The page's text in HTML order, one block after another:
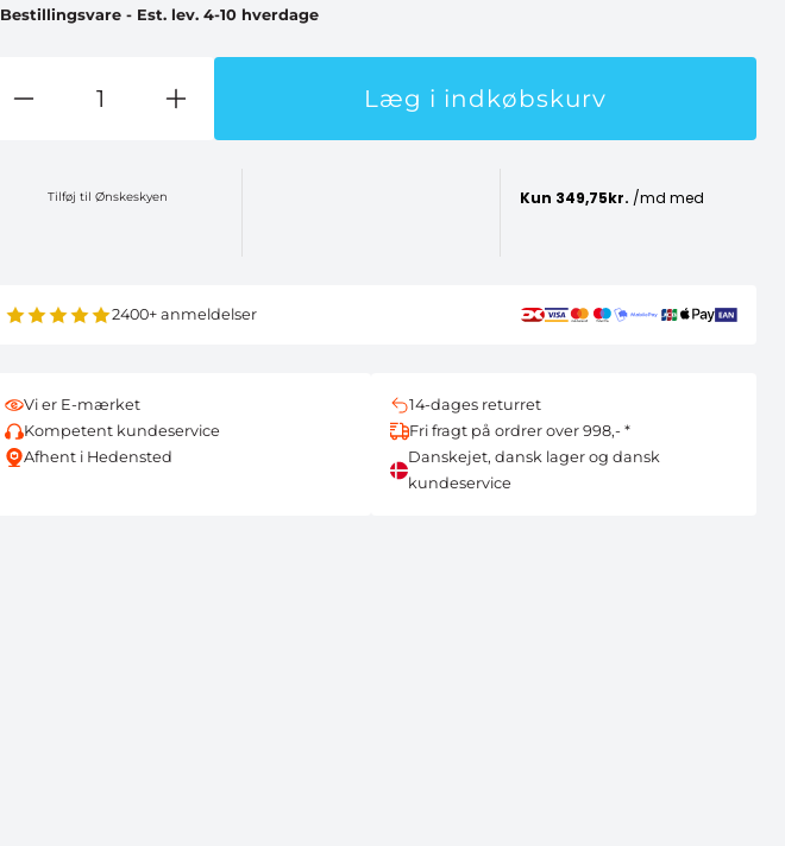
Bestillingsvare - Est. lev. 4-10 hverdage
Læg i indkøbskurv
Tilføj til Ønskeskyen
2400+ anmeldelser
Vi er E-mærket
Kompetent kundeservice
Afhent i Hedensted
14-dages returret
Fri fragt på ordrer over 998,- *
Danskejet, dansk lager og dansk
kundeservice